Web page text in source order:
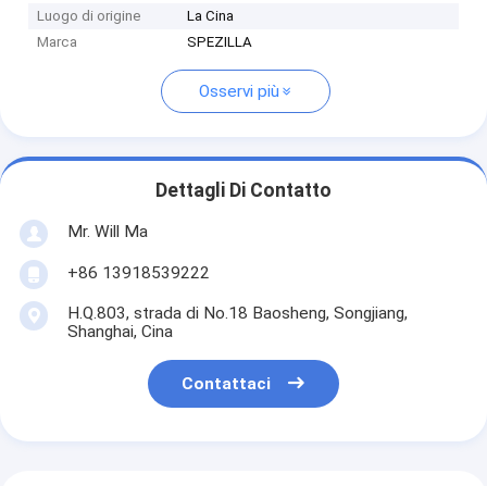
Luogo di origine
La Cina
Marca
SPEZILLA
Osservi più
Dettagli Di Contatto
Mr. Will Ma
+86 13918539222
H.Q.803, strada di No.18 Baosheng, Songjiang,
Shanghai, Cina
Contattaci